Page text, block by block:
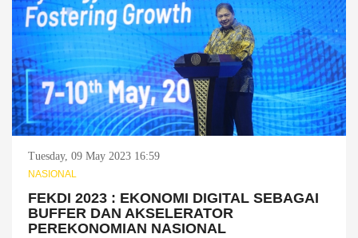
Tuesday, 09 May 2023 16:59
NASIONAL
FEKDI 2023 : EKONOMI DIGITAL SEBAGAI
BUFFER DAN AKSELERATOR
PEREKONOMIAN NASIONAL